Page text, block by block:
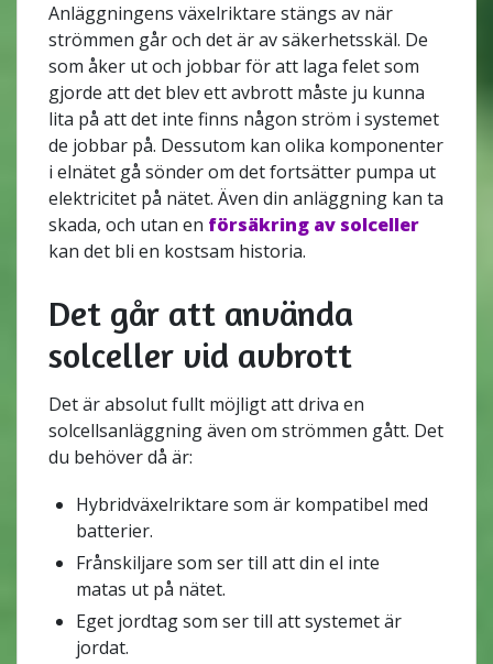
Anläggningens växelriktare stängs av när
strömmen går och det är av säkerhetsskäl. De
som åker ut och jobbar för att laga felet som
gjorde att det blev ett avbrott måste ju kunna
lita på att det inte finns någon ström i systemet
de jobbar på. Dessutom kan olika komponenter
i elnätet gå sönder om det fortsätter pumpa ut
elektricitet på nätet. Även din anläggning kan ta
skada, och utan en försäkring av solceller
kan det bli en kostsam historia.
Det går att använda
solceller vid avbrott
Det är absolut fullt möjligt att driva en
solcellsanläggning även om strömmen gått. Det
du behöver då är:
Hybridväxelriktare som är kompatibel med
batterier.
Frånskiljare som ser till att din el inte
matas ut på nätet.
Eget jordtag som ser till att systemet är
jordat.